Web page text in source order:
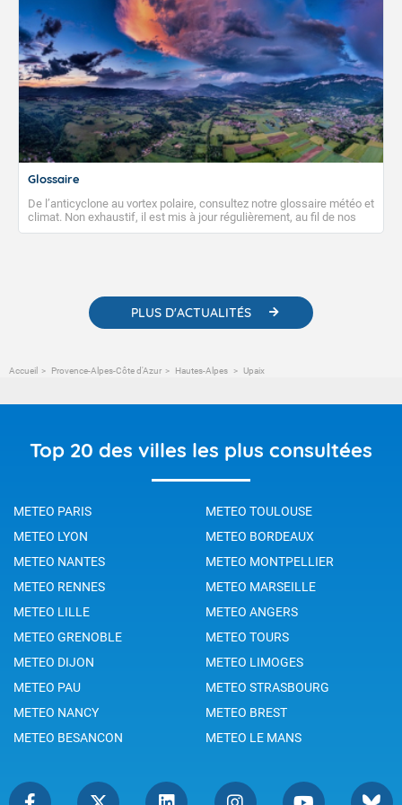
Glossaire
De l’anticyclone au vortex polaire, consultez notre glossaire météo et
climat. Non exhaustif, il est mis à jour régulièrement, au fil de nos
publications. Vous y trouverez également des liens utiles vers nos
PLUS D'ACTUALITÉS
Accueil Provence-Alpes-Côte d'Azur Hautes-Alpes Upaix
Top 20 des villes les plus consultées
METEO PARIS
METEO TOULOUSE
METEO LYON
METEO BORDEAUX
METEO NANTES
METEO MONTPELLIER
METEO RENNES
METEO MARSEILLE
METEO LILLE
METEO ANGERS
METEO GRENOBLE
METEO TOURS
METEO DIJON
METEO LIMOGES
METEO PAU
METEO STRASBOURG
METEO NANCY
METEO BREST
METEO BESANCON
METEO LE MANS